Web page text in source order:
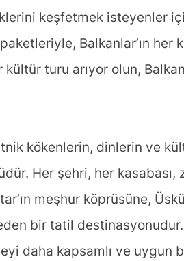
keşfetmek isteyenler
Balkanlar’ın
turu arıyor olun,
kökenlerin, dinlerin ve
Her şehri, her
meşhur köprüsüne,
bir tatil
daha kapsamlı ve uygun